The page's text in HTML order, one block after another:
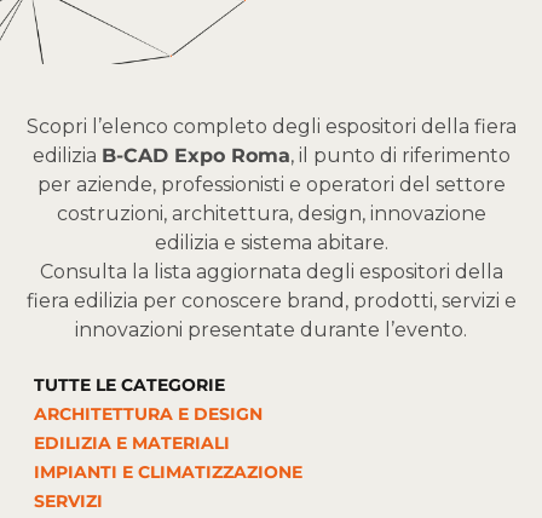
Scopri l’elenco completo degli espositori della fiera
edilizia B-CAD Expo Roma, il punto di riferimento
per aziende, professionisti e operatori del settore
costruzioni, architettura, design, innovazione
edilizia e sistema abitare.
Consulta la lista aggiornata degli espositori della
fiera edilizia per conoscere brand, prodotti, servizi e
innovazioni presentate durante l’evento.
TUTTE LE CATEGORIE
ARCHITETTURA E DESIGN
EDILIZIA E MATERIALI
IMPIANTI E CLIMATIZZAZIONE
SERVIZI